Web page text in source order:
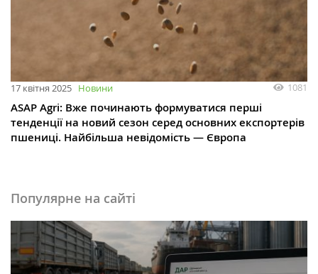
17 квітня 2025 Новини 1081
ASAP Agri: Вже починають формуватися перші
тенденції на новий сезон серед основних експортерів
пшениці. Найбільша невідомість — Європа
Популярне на сайті